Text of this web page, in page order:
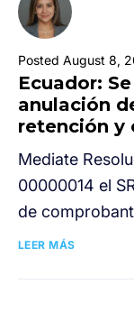
Posted August 8,
Ecuador:
anulación
retención y
Mediate
00000014 el
de
LEER MÁS